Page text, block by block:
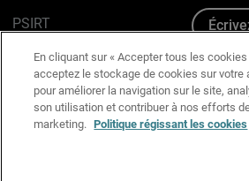
PSIRT
Avis sur les cookies
Politique de confidentialité
Charte Graphique
En cliquant sur « Accepter tous les cookies
acceptez le stockage de cookies sur votre
pour améliorer la navigation sur le site,
son utilisation et contribuer à nos efforts
marketing. Politique régissant les cookies